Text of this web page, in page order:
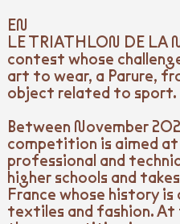
EN
LE TRIATHLON DE LA
contest whose
art to wear, a Parure,
object related to sport.
Between November
competition is aimed
professional and
higher schools and
France whose history
textiles and fashion. At